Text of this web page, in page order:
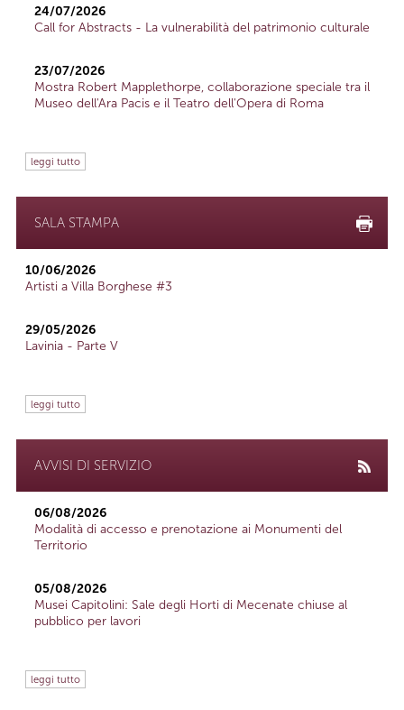
24/07/2026
Call for Abstracts - La vulnerabilità del patrimonio culturale
23/07/2026
Mostra Robert Mapplethorpe, collaborazione speciale tra il
Museo dell'Ara Pacis e il Teatro dell'Opera di Roma
leggi tutto
SALA STAMPA
10/06/2026
Artisti a Villa Borghese #3
29/05/2026
Lavinia - Parte V
leggi tutto
AVVISI DI SERVIZIO
06/08/2026
Modalità di accesso e prenotazione ai Monumenti del
Territorio
05/08/2026
Musei Capitolini: Sale degli Horti di Mecenate chiuse al
pubblico per lavori
leggi tutto